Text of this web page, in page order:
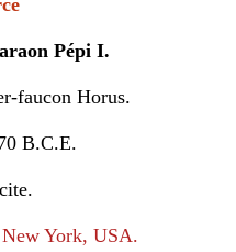
Pépi I.
faucon Horus.
B.C.E.
York, USA.